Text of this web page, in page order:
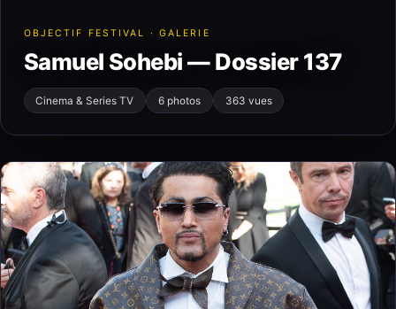
OBJECTIF FESTIVAL · GALERIE
Samuel Sohebi — Dossier 137
Cinema & Series TV 6 photos 363 vues